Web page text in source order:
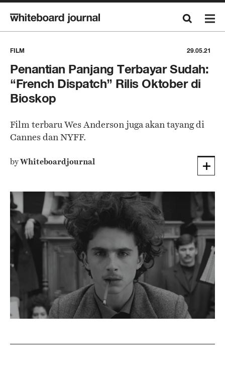
FILM 29.05.21
Penantian Panjang Terbayar Sudah:
“French Dispatch” Rilis Oktober di
Bioskop
Film terbaru Wes Anderson juga akan tayang di
Cannes dan NYFF.
byWhiteboardjournal